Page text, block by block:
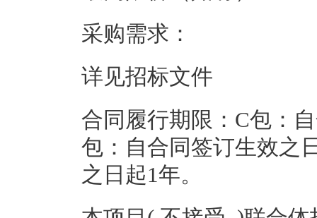
采购需求：
详见招标文件
合同履行期限：C包：
包：自合同签订生效之
之日起1年。